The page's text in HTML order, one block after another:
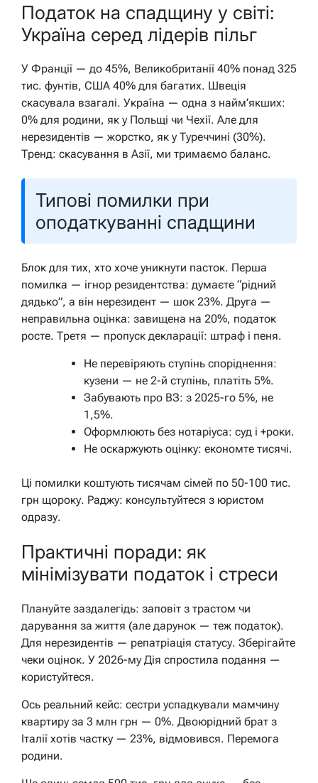
Податок на спадщину у світі:
Україна серед лідерів пільг
У Франції — до 45%, Великобританії 40% понад 325
тис. фунтів, США 40% для багатих. Швеція
скасувала взагалі. Україна — одна з найм’якших:
0% для родини, як у Польщі чи Чехії. Але для
нерезидентів — жорстко, як у Туреччині (30%).
Тренд: скасування в Азії, ми тримаємо баланс.
Типові помилки при
оподаткуванні спадщини
Блок для тих, хто хоче уникнути пасток. Перша
помилка — ігнор резидентства: думаєте “рідний
дядько”, а він нерезидент — шок 23%. Друга —
неправильна оцінка: завищена на 20%, податок
росте. Третя — пропуск декларації: штраф і пеня.
Не перевіряють ступінь споріднення:
кузени — не 2-й ступінь, платіть 5%.
Забувають про ВЗ: з 2025-го 5%, не
1,5%.
Оформлюють без нотаріуса: суд і +роки.
Не оскаржують оцінку: економте тисячі.
Ці помилки коштують тисячам сімей по 50-100 тис.
грн щороку. Раджу: консультуйтеся з юристом
одразу.
Практичні поради: як
мінімізувати податок і стреси
Плануйте заздалегідь: заповіт з трастом чи
дарування за життя (але дарунок — теж податок).
Для нерезидентів — репатріація статусу. Зберігайте
чеки оцінок. У 2026-му Дія спростила подання —
користуйтеся.
Ось реальний кейс: сестри успадкували мамчину
квартиру за 3 млн грн — 0%. Двоюрідний брат з
Італії хотів частку — 23%, відмовився. Перемога
родини.